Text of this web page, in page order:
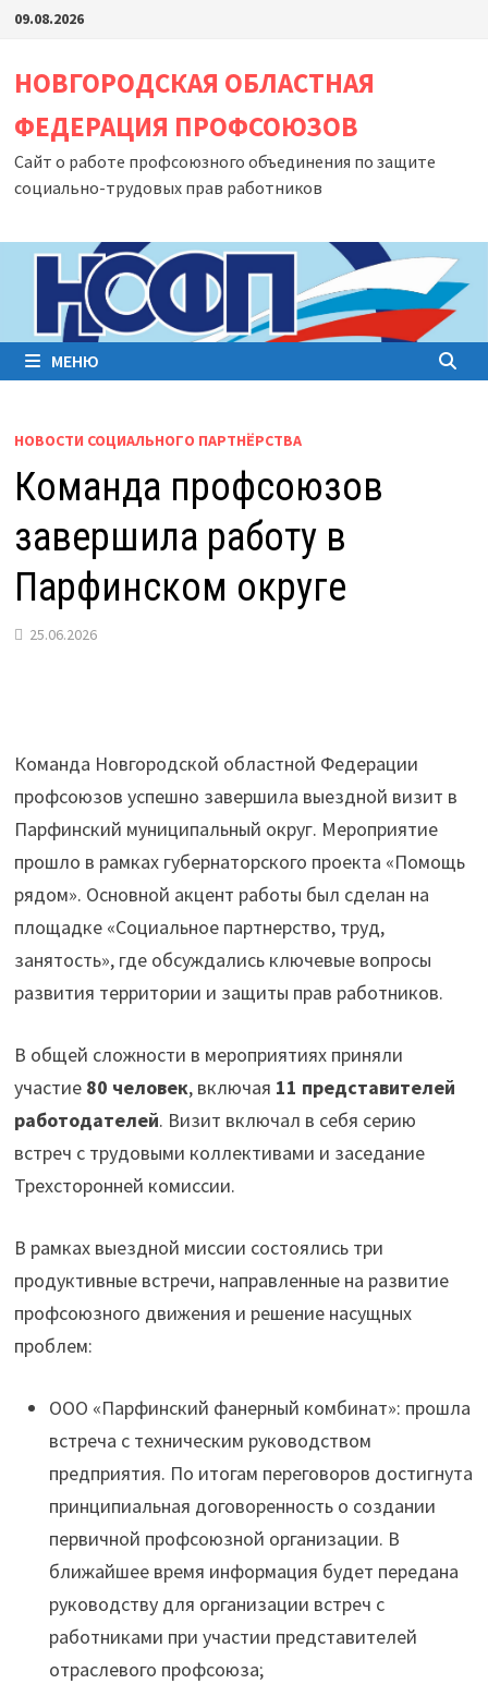
Перейти
содержимому
09.08.2026
НОВГОРОДСКАЯ ОБЛАСТНАЯ
ФЕДЕРАЦИЯ ПРОФСОЮЗОВ
Сайт о работе профсоюзного объединения по защите
социально-трудовых прав работников
МЕНЮ
НОВОСТИ СОЦИАЛЬНОГО ПАРТНЁРСТВА
Команда профсоюзов
завершила работу в
Парфинском округе
25.06.2026
Команда Новгородской областной Федерации
профсоюзов успешно завершила выездной визит в
Парфинский муниципальный округ. Мероприятие
прошло в рамках губернаторского проекта «Помощь
рядом». Основной акцент работы был сделан на
площадке «Социальное партнерство, труд,
занятость», где обсуждались ключевые вопросы
развития территории и защиты прав работников.
В общей сложности в мероприятиях приняли
участие 80 человек, включая 11 представителей
работодателей. Визит включал в себя серию
встреч с трудовыми коллективами и заседание
Трехсторонней комиссии.
В рамках выездной миссии состоялись три
продуктивные встречи, направленные на развитие
профсоюзного движения и решение насущных
проблем:
ООО «Парфинский фанерный комбинат»: прошла
встреча с техническим руководством
предприятия. По итогам переговоров достигнута
принципиальная договоренность о создании
первичной профсоюзной организации. В
ближайшее время информация будет передана
руководству для организации встреч с
работниками при участии представителей
отраслевого профсоюза;